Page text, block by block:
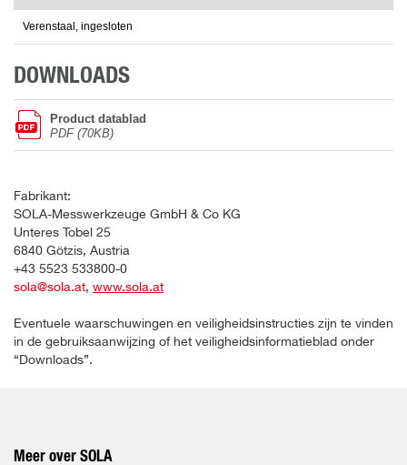
Verenstaal, ingesloten
DOWNLOADS
Product datablad
PDF (70KB)
Fabrikant:
SOLA-Messwerkzeuge GmbH & Co KG
Unteres Tobel 25
6840 Götzis, Austria
+43 5523 533800-0
sola@sola.at, www.sola.at
Eventuele waarschuwingen en veiligheidsinstructies zijn te vinden
in de gebruiksaanwijzing of het veiligheidsinformatieblad onder
“Downloads”.
Meer over SOLA